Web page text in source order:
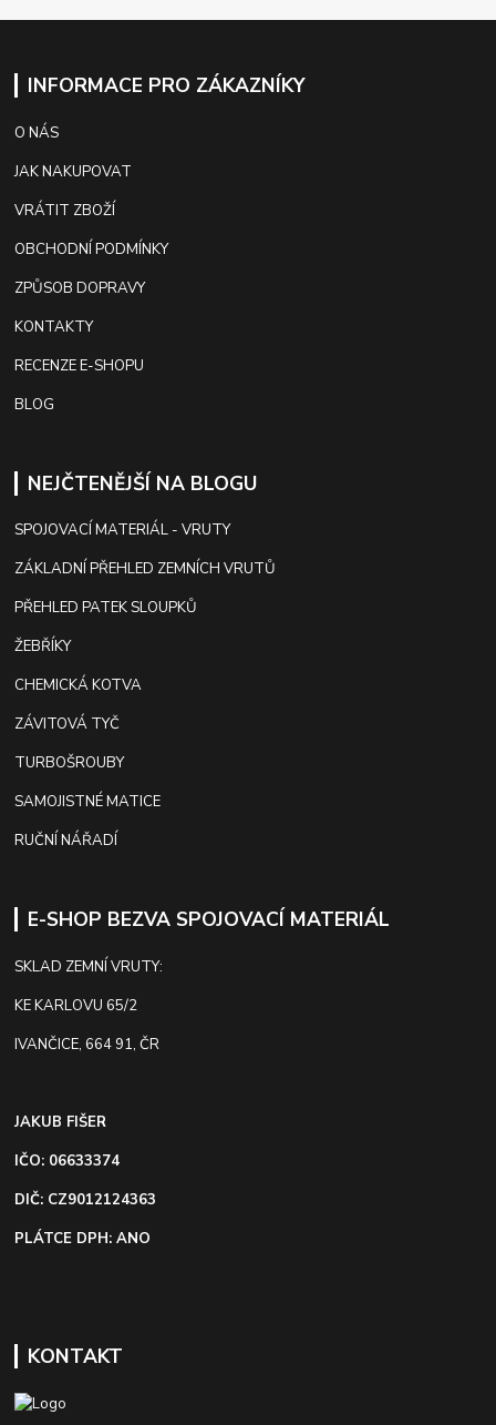
INFORMACE PRO ZÁKAZNÍKY
O NÁS
JAK NAKUPOVAT
VRÁTIT ZBOŽÍ
OBCHODNÍ PODMÍNKY
ZPŮSOB DOPRAVY
KONTAKTY
RECENZE E-SHOPU
BLOG
NEJČTENĚJŠÍ NA BLOGU
SPOJOVACÍ MATERIÁL - VRUTY
ZÁKLADNÍ PŘEHLED ZEMNÍCH VRUTŮ
PŘEHLED PATEK SLOUPKŮ
ŽEBŘÍKY
CHEMICKÁ KOTVA
ZÁVITOVÁ TYČ
TURBOŠROUBY
SAMOJISTNÉ MATICE
RUČNÍ NÁŘADÍ
E-SHOP BEZVA SPOJOVACÍ MATERIÁL
SKLAD ZEMNÍ VRUTY:
KE KARLOVU 65/2
IVANČICE, 664 91, ČR
JAKUB FIŠER
IČO: 06633374
DIČ: CZ9012124363
PLÁTCE DPH: ANO
KONTAKT